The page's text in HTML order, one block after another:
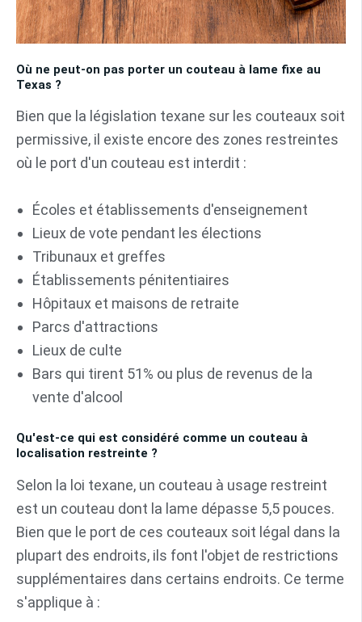
Où ne peut-on pas porter un couteau à lame fixe au
Texas ?
Bien que la législation texane sur les couteaux soit
permissive, il existe encore des zones restreintes
où le port d'un couteau est interdit :
Écoles et établissements d'enseignement
Lieux de vote pendant les élections
Tribunaux et greffes
Établissements pénitentiaires
Hôpitaux et maisons de retraite
Parcs d'attractions
Lieux de culte
Bars qui tirent 51% ou plus de revenus de la
vente d'alcool
Qu'est-ce qui est considéré comme un couteau à
localisation restreinte ?
Selon la loi texane, un couteau à usage restreint
est un couteau dont la lame dépasse 5,5 pouces.
Bien que le port de ces couteaux soit légal dans la
plupart des endroits, ils font l'objet de restrictions
supplémentaires dans certains endroits. Ce terme
s'applique à :